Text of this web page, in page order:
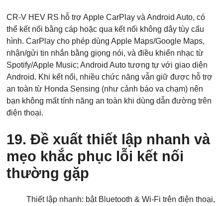
CR-V HEV RS hỗ trợ Apple CarPlay và Android Auto, có
thể kết nối bằng cáp hoặc qua kết nối không dây tùy cấu
hình. CarPlay cho phép dùng Apple Maps/Google Maps,
nhận/gửi tin nhắn bằng giọng nói, và điều khiển nhạc từ
Spotify/Apple Music; Android Auto tương tự với giao diện
Android. Khi kết nối, nhiều chức năng vẫn giữ được hỗ trợ
an toàn từ Honda Sensing (như cảnh báo va chạm) nên
bạn không mất tính năng an toàn khi dùng dẫn đường trên
điện thoại.
19. Đề xuất thiết lập nhanh và
mẹo khắc phục lỗi kết nối
thường gặp
Thiết lập nhanh: bật Bluetooth & Wi‑Fi trên điện thoại,